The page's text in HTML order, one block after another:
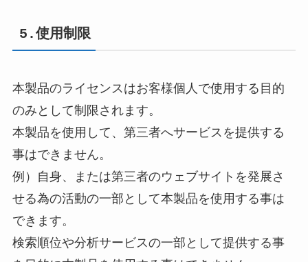
5.使用制限
本製品のライセンスはお客様個人で使用する目的
のみとして制限されます。
本製品を使用して、第三者へサービスを提供する
事はできません。
例）自身、または第三者のウェブサイトを発展さ
せる為の活動の一部として本製品を使用する事は
できます。
検索順位や分析サービスの一部として提供する事